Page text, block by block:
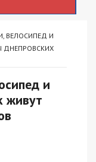
ВЕЛОСИПЕД И
ДНЕПРОВСКИХ
и
живут